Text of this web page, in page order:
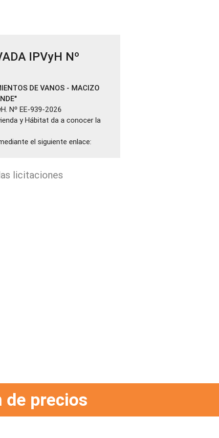
IPVyH Nº
DE VANOS - MACIZO
Nº EE-939-2026
y Hábitat da a conocer la
el siguiente enlace:
licitaciones
de precios